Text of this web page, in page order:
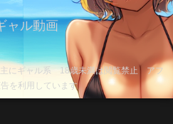
ャル動画
主にギャル系 18歳未満は閲覧禁止 アフ
を利用しています